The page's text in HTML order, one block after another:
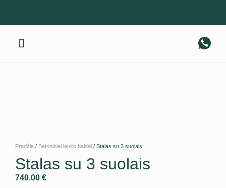
Pradžia / Betoniniai lauko baldai / Stalas su 3 suolais
Stalas su 3 suolais
740.00 €